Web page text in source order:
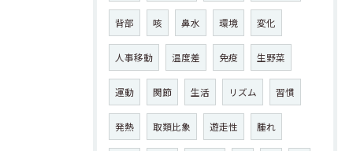
背部 咳 鼻水 環境 変化
人事移動 温度差 免疫 生野菜
運動 関節 生活 リズム 習慣
発熱 取類比象 遊走性 腫れ